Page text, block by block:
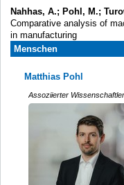
Nahhas, A.; Pohl, M.;
Comparative analysis of
in manufacturing
Menschen
Matthias Pohl
Assoziierter Wissenschaftler